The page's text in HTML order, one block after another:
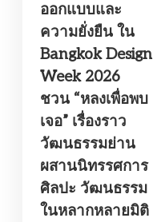
ออกแบบและ
ความยั่งยืน ใน
Bangkok Design
Week 2026
ชวน “หลงเพื่อพบ
เจอ” เรื่องราว
วัฒนธรรมย่าน
ผสานนิทรรศการ
ศิลปะ วัฒนธรรม
ในหลากหลายมิติ